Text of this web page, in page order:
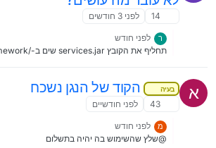
14 לפני 3 חודשים
ר
לפני חודש
תחליף את הקובץ services.jar שים ב-/system/framework
א בעיה הקוד של הנגן נשכח
43 לפני חודשיים
מ
לפני חודש
@שלץ שהשימוש בה יהיה בתשלום